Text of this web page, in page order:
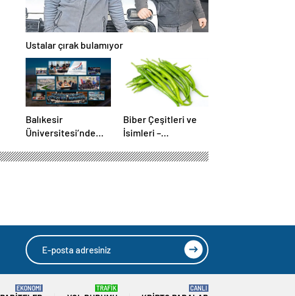
Ustalar çırak bulamıyor
Balıkesir
Üniversitesi’nde
“İlkler”
Biber Çeşitleri ve
İsimleri –
Kırmızı ve Acı Biber
EKONOMİ TRAFİK CANLI